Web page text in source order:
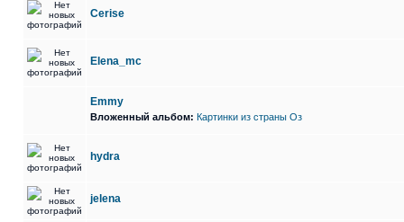
Cerise
Elena_mc
Emmy
Вложенный альбом: Картинки из страны Оз
hydra
jelena